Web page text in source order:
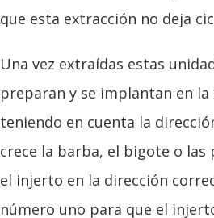
que esta extracción no deja
Una vez extraídas estas
preparan y se implantan en
teniendo en cuenta la
crece la barba, el bigote o las
el injerto en la dirección
número uno para que el